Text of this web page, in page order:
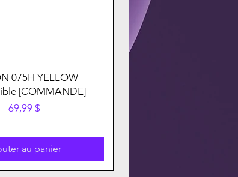
075H YELLOW
[COMMANDE]
Prix
69,99 $
au panier